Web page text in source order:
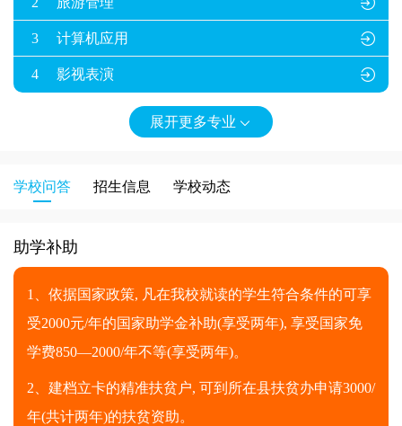

3 计算机应用

4 影视表演
展开更多专业 
学校问答 招生信息 学校动态
助学补助
1、依据国家政策, 凡在我校就读的学生符合条件的可享
受2000元/年的国家助学金补助(享受两年), 享受国家免
学费850—2000/年不等(享受两年)。
2、建档立卡的精准扶贫户, 可到所在县扶贫办申请3000/
年(共计两年)的扶贫资助。